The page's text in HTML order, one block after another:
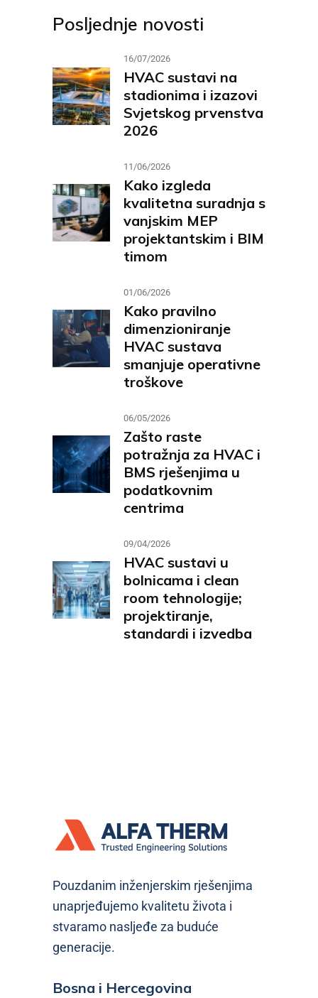
Posljednje novosti
16/07/2026
HVAC sustavi na
stadionima i izazovi
Svjetskog prvenstva
2026
11/06/2026
Kako izgleda
kvalitetna suradnja s
vanjskim MEP
projektantskim i BIM
timom
01/06/2026
Kako pravilno
dimenzioniranje
HVAC sustava
smanjuje operativne
troškove
06/05/2026
Zašto raste
potražnja za HVAC i
BMS rješenjima u
podatkovnim
centrima
09/04/2026
HVAC sustavi u
bolnicama i clean
room tehnologije;
projektiranje,
standardi i izvedba
Pouzdanim inženjerskim rješenjima
unaprjeđujemo kvalitetu života i
stvaramo nasljeđe za buduće
generacije.
Bosna i Hercegovina